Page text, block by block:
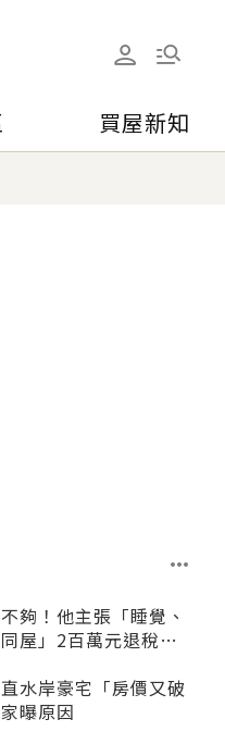
買屋新知
夠！他主張「睡覺、
屋」2百萬元退稅照
水岸豪宅「房價又破
曝原因